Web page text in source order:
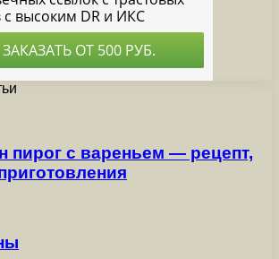
пирог с вареньем — рецепт,